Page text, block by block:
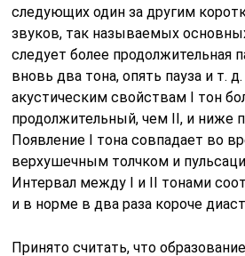
следующих один за другим
звуков, так называемых
следует более продолжительная
вновь два тона, опять пауза и т.
акустическим свойствам I тон
продолжительный, чем II, и ниже
Появление I тона совпадает во
верхушечным толчком и
Интервал между I и II тонами
и в норме в два раза короче
Принято считать, что